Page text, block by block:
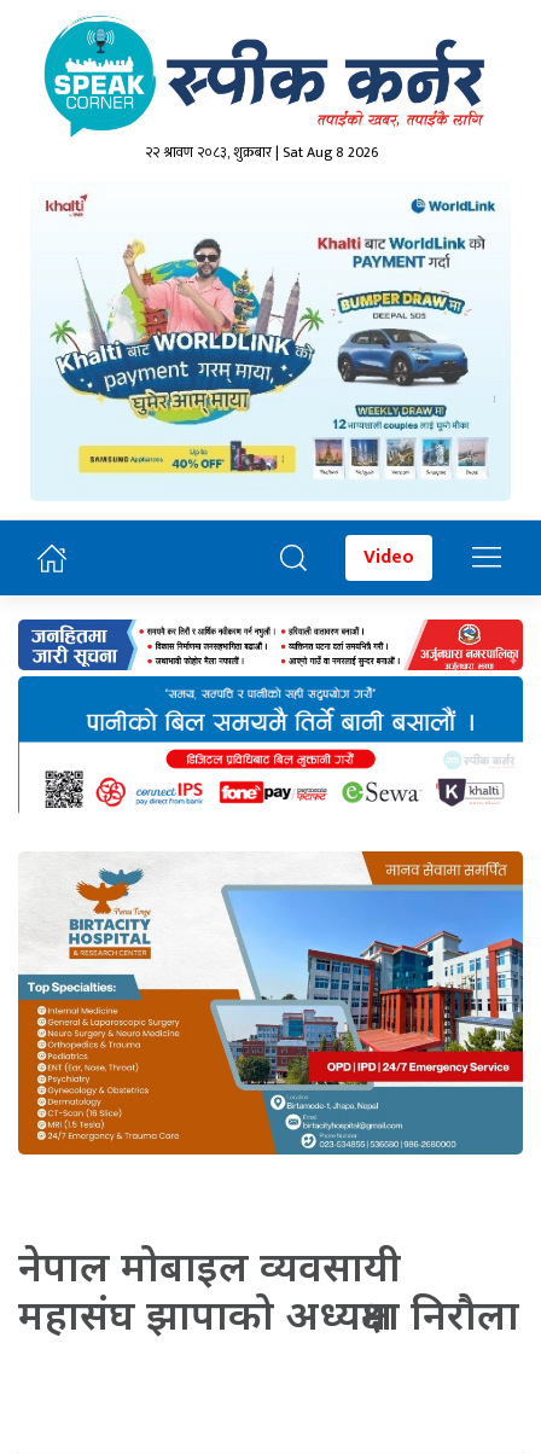
२२ श्रावण २०८३, शुक्रबार | Sat Aug 8 2026
Video
नेपाल मोबाइल व्यवसायी
महासंघ झापाको अध्यक्षमा निरौला